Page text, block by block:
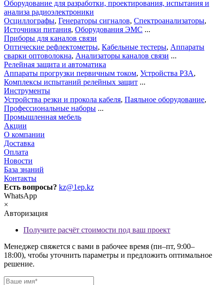
Оборудование для разработки, проектирования, испытания и
анализа радиоэлектроники
Осциллографы, Генераторы сигналов, Спектроанализаторы,
Источники питания, Оборудования ЭМС ...
Приборы для каналов связи
Оптические рефлектометры, Кабельные тестеры, Аппараты
сварки оптоволокна, Анализаторы каналов связи ...
Релейная защита и автоматика
Аппараты прогрузки первичным током, Устройства РЗА,
Комплексы испытаний релейных защит ...
Инструменты
Устройства резки и прокола кабеля, Паяльное оборудование,
Профессиональные наборы ...
Промышленная мебель
Акции
О компании
Доставка
Оплата
Новости
База знаний
Контакты
Есть вопросы? kz@1ep.kz
WhatsApp
×
Авторизация
Получите расчёт стоимости под ваш проект
Менеджер свяжется с вами в рабочее время (пн–пт, 9:00–
18:00), чтобы уточнить параметры и предложить оптимальное
решение.